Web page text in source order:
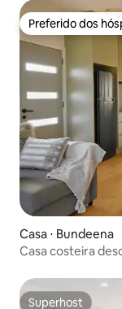
Preferido dos
Preferido dos
Casa ⋅ Bundeena
Casa costeira
Superhost